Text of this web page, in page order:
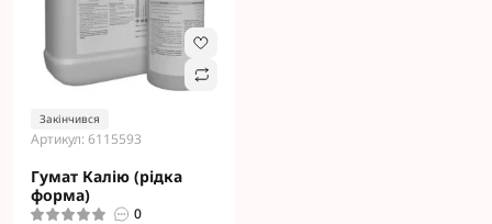
Закінчився
Артикул: 6115593
Гумат Калію (рідка
форма)
0